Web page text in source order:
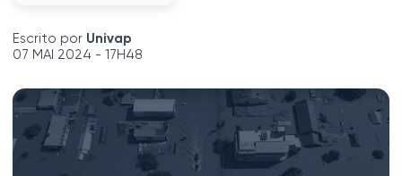
Escrito por Univap
07 MAI 2024 - 17H48